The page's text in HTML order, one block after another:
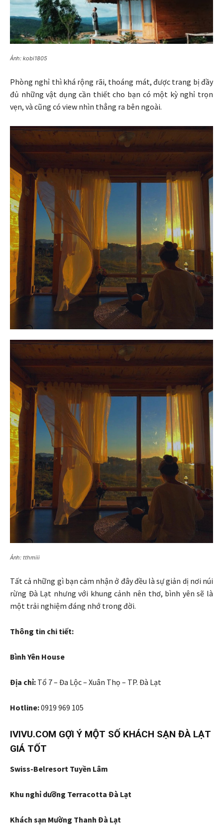
Ảnh: kobi1805
Phòng nghỉ thì khá rộng rãi, thoáng mát, được trang bị đầy
đủ những vật dụng cần thiết cho bạn có một kỳ nghỉ trọn
vẹn, và cũng có view nhìn thẳng ra bên ngoài.
Ảnh: tthmiii
Tất cả những gì bạn cảm nhận ở đây đều là sự giản dị nơi núi
rừng Đà Lạt nhưng với khung cảnh nên thơ, bình yên sẽ là
một trải nghiệm đáng nhớ trong đời.
Thông tin chi tiết:
Bình Yên House
Địa chỉ: Tổ 7 – Đa Lộc – Xuân Thọ – TP. Đà Lạt
Hotline:0919 969 105
IVIVU.COM GỢI Ý MỘT SỐ KHÁCH SẠN ĐÀ LẠT
GIÁ TỐT
Swiss-Belresort Tuyền Lâm
Khu nghỉ dưỡng Terracotta Đà Lạt
Khách sạn Mường Thanh Đà Lạt